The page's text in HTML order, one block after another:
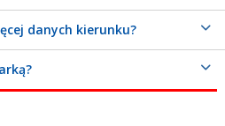
danych kierunku?